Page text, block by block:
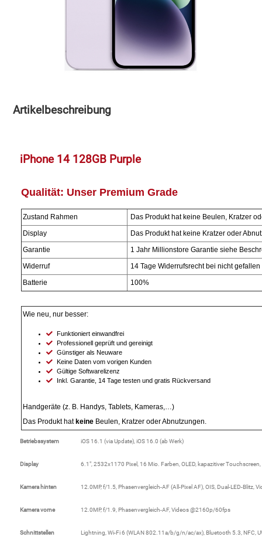
Speichermedien und Rohlinge
Spielzeug & Baby
Convenience Obst & Gemüse
Einwegartikel / Trinkhalme
Eistee
Elektrogeräte
Essig
Feinkost-/Fischkonserve
Fertiggerichte trocken
Fruchtsaft
Frühstück / Cerealien
Frühstück / süße Aufstriche
Garnierung
Gemüsekonserven
Artikelbeschreibung
iPhone 14 128GB Purple
Qualität: Unser Premium Grade
Zustand Rahmen
Das Produkt hat keine Beulen, Kratzer
Display
Das Produkt hat keine Kratzer oder
Garantie
1 Jahr Millionstore Garantie siehe
Widerruf
14 Tage Widerrufsrecht bei nicht gefallen
Batterie
100%
Wie neu, nur besser:
Funktioniert einwandfrei
Professionell geprüft und gereinigt
Günstiger als Neuware
Keine Daten vom vorigen Kunden
Gültige Softwarelizenz
Inkl. Garantie, 14 Tage testen und gratis Rückversand
Handgeräte (z. B. Handys, Tablets, Kameras,…)
Das Produkt hatkeineBeulen, Kratzer oder Abnutzungen.
Betriebssystem iOS 16.1 (via Update), iOS 16.0 (ab Werk)
Display 6.1", 2532x1170 Pixel, 16 Mio. Farben, OLED, kapazitiver
Kamera hinten 12.0MP, f/1.5, Phasenvergleich-AF (All-Pixel AF), OIS, Dual-LED-
Kamera vorne 12.0MP, f/1.9, Phasenvergleich-AF, Videos @2160p/60fps
Schnittstellen Lightning, Wi-Fi 6 (WLAN 802.11a/b/g/n/ac/ax), Bluetooth 5.3, NFC,